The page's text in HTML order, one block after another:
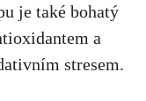
je také bohatý
a
stresem.